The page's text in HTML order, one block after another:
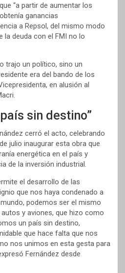
“a partir de aumentar los
ganancias
a Repsol, del mismo modo
la deuda con el FMI no lo
trajo un político, sino un
era del bando de los
en alusión al
sin destino”
cerró el acto, celebrando
julio inaugurar esta obra que
energética en el país y
de la inversión industrial.
el desarrollo de las
que nos haya condenado a
podemos ser el mismo
y aviones, que hizo como
un país sin destino,
que hace falta que nos
nos unimos en esta gesta para
Fernández desde